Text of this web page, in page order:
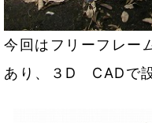
今回はフリーフレー
あり、３D CADで設